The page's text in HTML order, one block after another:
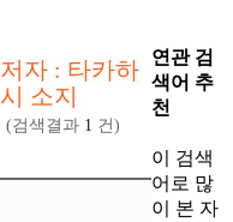
저자 : 타카하
시 소지
(검색결과 1 건)
연관 검
색어 추
천
이 검색
어로 많
이 본 자